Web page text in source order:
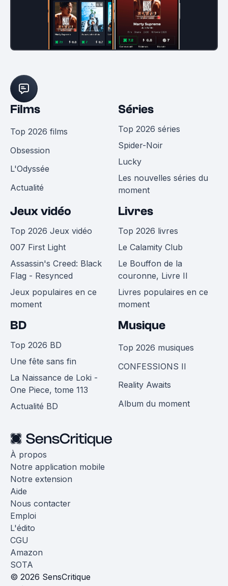
Films
Top 2026 films
Obsession
L'Odyssée
Actualité
Séries
Top 2026 séries
Spider-Noir
Lucky
Les nouvelles séries du
moment
Jeux vidéo
Top 2026 Jeux vidéo
007 First Light
Assassin's Creed: Black
Flag - Resynced
Jeux populaires en ce
moment
Livres
Top 2026 livres
Le Calamity Club
Le Bouffon de la
couronne, Livre II
Livres populaires en ce
moment
BD
Top 2026 BD
Une fête sans fin
La Naissance de Loki -
One Piece, tome 113
Actualité BD
Musique
Top 2026 musiques
CONFESSIONS II
Reality Awaits
Album du moment
À propos
Notre application mobile
Notre extension
Aide
Nous contacter
Emploi
L'édito
CGU
Amazon
SOTA
© 2026 SensCritique